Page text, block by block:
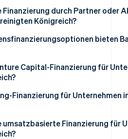
durch Partner oder
Königreich?
bieten
Capital-Finanzierung für
Finanzierung für Unternehmen
Finanzierung für